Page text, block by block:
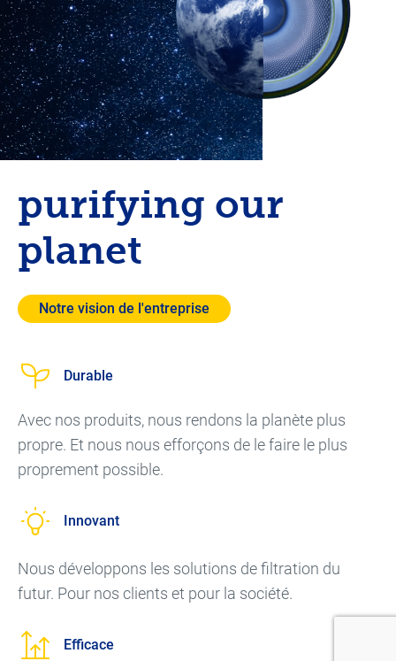
purifying our
planet
Notre vision de l'entreprise
Durable
Avec nos produits, nous rendons la planète plus
propre. Et nous nous efforçons de le faire le plus
proprement possible.
Innovant
Nous développons les solutions de filtration du
futur. Pour nos clients et pour la société.
Efficace